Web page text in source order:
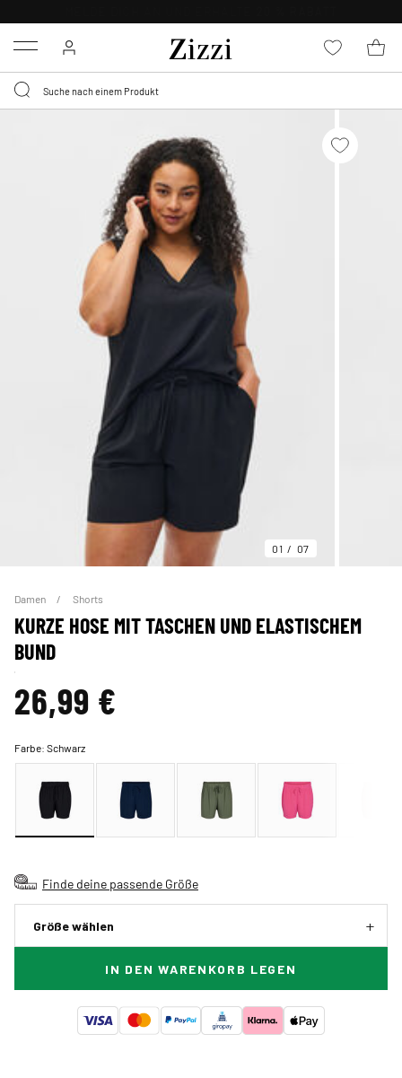
Menu
01 07
Damen Shorts
KURZE HOSE MIT TASCHEN UND ELASTISCHEM
BUND
26,99 €
Farbe:Schwarz
Finde deine passende Größe
Größe wählen
IN DEN WARENKORB LEGEN